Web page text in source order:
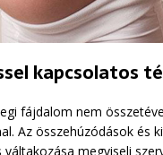
kapcsolatos
fájdalom nem
Az összehúzódások és
váltakozása megviseli